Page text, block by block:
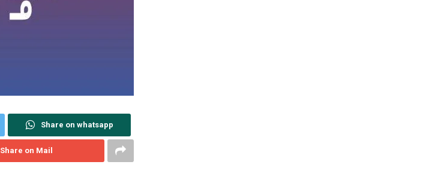
Share on whatsapp
Share on Mail